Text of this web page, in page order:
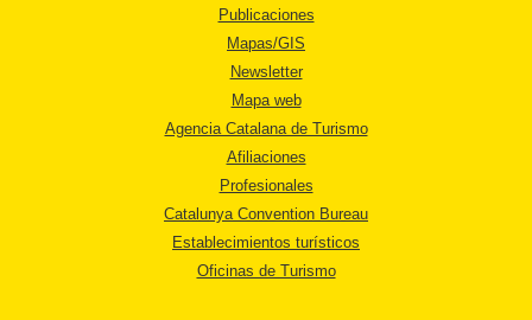
Publicaciones
Mapas/GIS
Newsletter
Mapa web
Agencia Catalana de Turismo
Afiliaciones
Profesionales
Catalunya Convention Bureau
Establecimientos turísticos
Oficinas de Turismo